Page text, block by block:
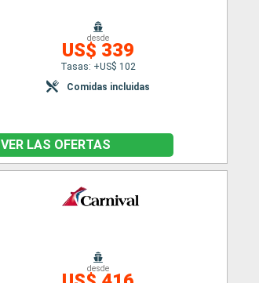
desde
US$ 339
Tasas: +US$ 102
Comidas incluidas
VER LAS OFERTAS
desde